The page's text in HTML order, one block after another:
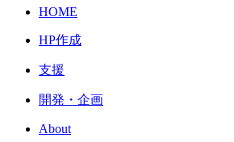
HOME
HP作成
支援
開発・企画
About